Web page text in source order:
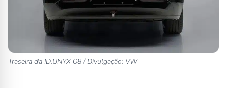
Traseira da ID.UNYX 08 / Divulgação: VW